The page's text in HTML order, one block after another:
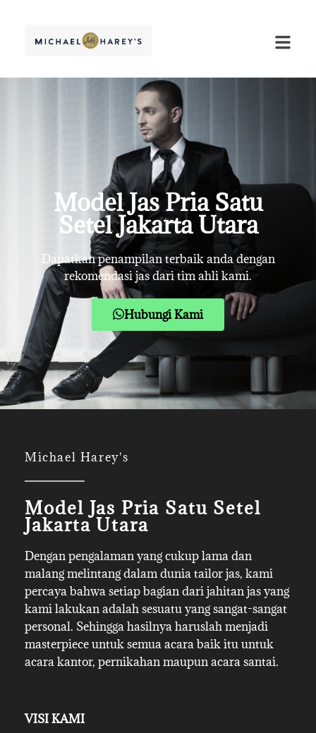
Model Jas Pria Satu
Setel Jakarta Utara
Dapatkan penampilan terbaik anda dengan
rekomendasi jas dari tim ahli kami.
Hubungi Kami
Michael Harey's
Model Jas Pria Satu Setel
Jakarta Utara
Dengan pengalaman yang cukup lama dan
malang melintang dalam dunia tailor jas, kami
percaya bahwa setiap bagian dari jahitan jas yang
kami lakukan adalah sesuatu yang sangat-sangat
personal. Sehingga hasilnya haruslah menjadi
masterpiece untuk semua acara baik itu untuk
acara kantor, pernikahan maupun acara santai.
VISI KAMI